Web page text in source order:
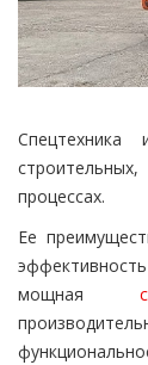
процессах.
Ее
мощная